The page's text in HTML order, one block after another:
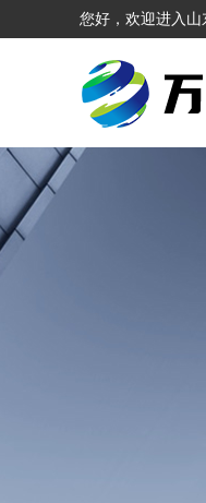
您好，欢迎进入山